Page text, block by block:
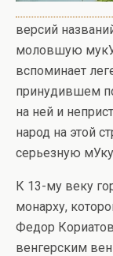
версий
моловшую мукУ
вспоминает
принудившем
на ней и
народ на этой
серьезную
К 13-му веку
монарху,
Федор
венгерским